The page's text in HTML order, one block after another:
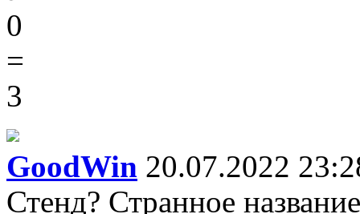
0
=
3
GoodWin 20.07.2022
Стенд? Странное